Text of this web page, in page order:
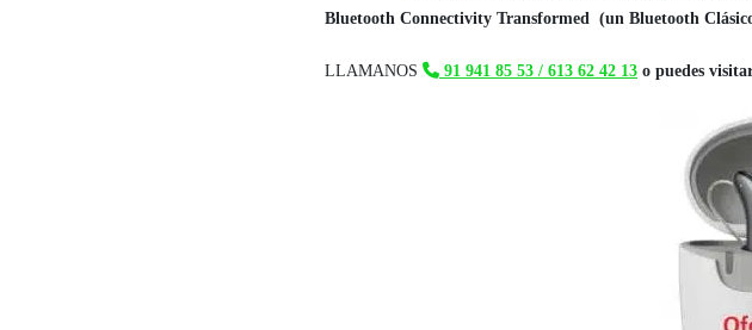
Bluetooth Connectivity Transformed (un Bluetooth
LLAMANOS 91 941 85 53 / 613 62 42 13 o puedes